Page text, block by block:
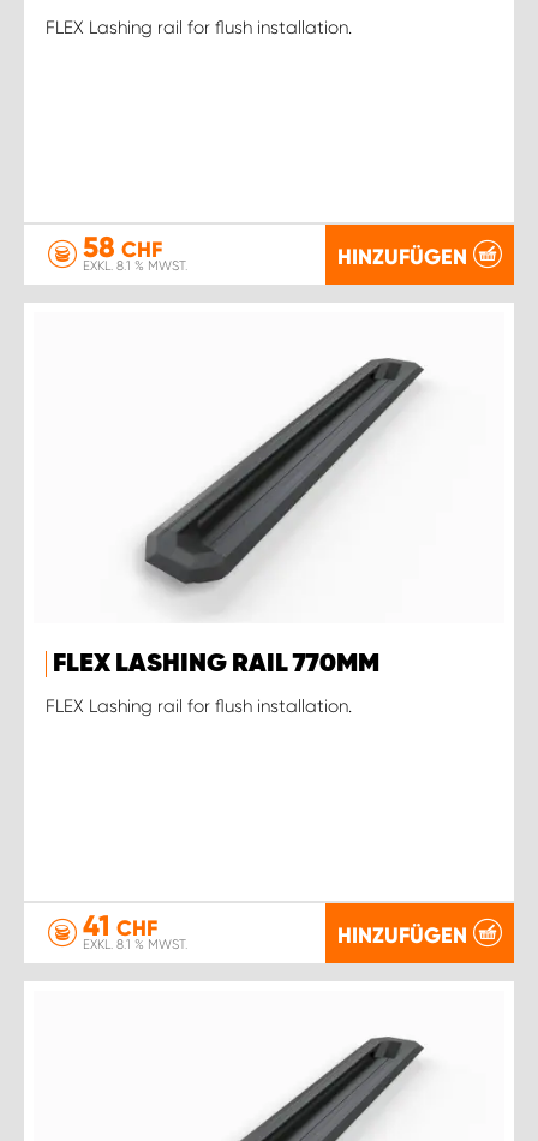
FLEX Lashing rail for flush installation.
58 CHF
EXKL. 8.1 % MWST. HINZUFÜGEN
FLEX LASHING RAIL 770MM
FLEX Lashing rail for flush installation.
41 CHF
EXKL. 8.1 % MWST. HINZUFÜGEN